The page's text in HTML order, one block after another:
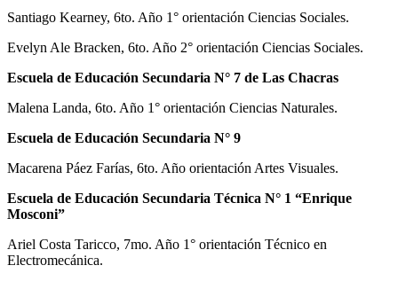
Santiago Kearney, 6to. Año 1° orientación Ciencias Sociales.
Evelyn Ale Bracken, 6to. Año 2° orientación Ciencias Sociales.
Escuela de Educación Secundaria N° 7 de Las Chacras
Malena Landa, 6to. Año 1° orientación Ciencias Naturales.
Escuela de Educación Secundaria N° 9
Macarena Páez Farías, 6to. Año orientación Artes Visuales.
Escuela de Educación Secundaria Técnica N° 1 “Enrique
Mosconi”
Ariel Costa Taricco, 7mo. Año 1° orientación Técnico en
Electromecánica.